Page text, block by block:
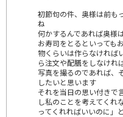
初節句の件、奥様は前も
ね
何かするんであれば奥様
お寿司をとるといっても
物くらいは作らなければ
ら注文や配膳をしなけれ
写真を撮るのであれば、
したいと思います
それを当日の思い付きで
し私のことを考えてくれ
ってくれればいいのに」